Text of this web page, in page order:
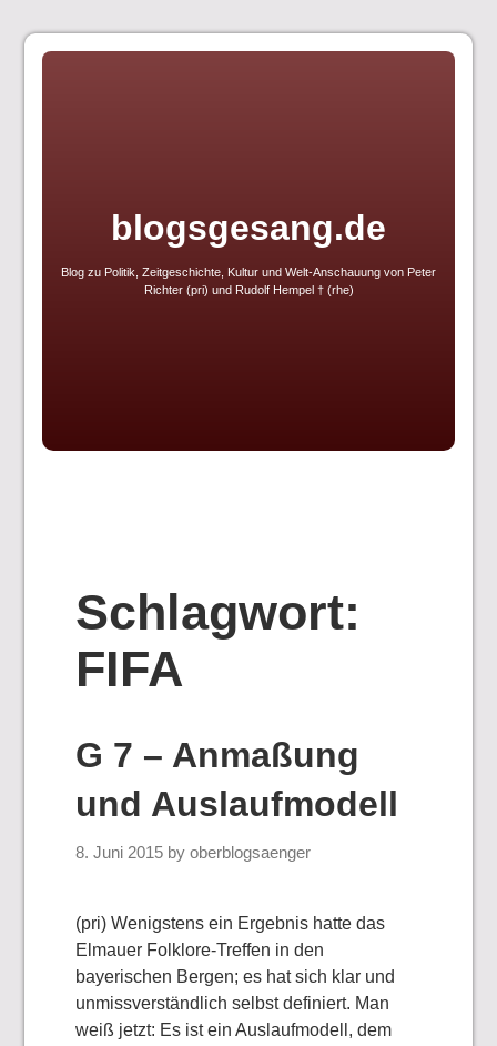
Skip
blogsgesang.de
Blog zu Politik, Zeitgeschichte, Kultur und Welt-Anschauung von Peter
Richter (pri) und Rudolf Hempel † (rhe)
Schlagwort:
FIFA
G 7 – Anmaßung
und Auslaufmodell
8. Juni 2015 byoberblogsaenger
(pri) Wenigstens ein Ergebnis hatte das
Elmauer Folklore-Treffen in den
bayerischen Bergen; es hat sich klar und
unmissverständlich selbst definiert. Man
weiß jetzt: Es ist ein Auslaufmodell, dem